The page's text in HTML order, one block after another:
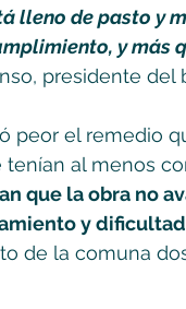
lleno de pasto y
y más
presidente del
peor el remedio
al menos
que la obra no
y dificultad
de la comuna